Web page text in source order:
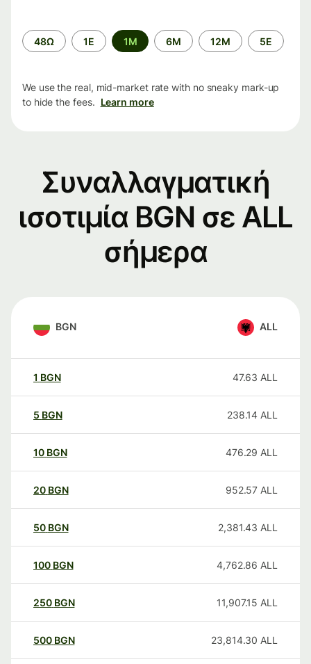
Time
period
48Ω 1Ε 1M 6M 12M 5Ε
We use the real, mid-market rate with no sneaky mark-up
to hide the fees. Learn more
Συναλλαγματική
ισοτιμία BGN σε ALL
σήμερα
BGN ALL
1 BGN 47.63 ALL
5 BGN 238.14 ALL
10 BGN 476.29 ALL
20 BGN 952.57 ALL
50 BGN 2,381.43 ALL
100 BGN 4,762.86 ALL
250 BGN 11,907.15 ALL
500 BGN 23,814.30 ALL